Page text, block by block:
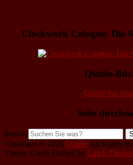
Clockwork Cologne: Die
Qindie-
Qindie bei
Seite
Search
Copyright © 2026 Qindie All Rights
Theme: Catch Flames by Catch